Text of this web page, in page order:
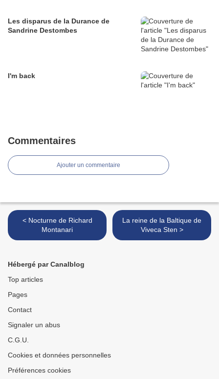
Les disparus de la Durance de
Sandrine Destombes
I'm back
Commentaires
Ajouter un commentaire
< Nocturne de Richard
Montanari
La reine de la Baltique de
Viveca Sten >
Hébergé par Canalblog
Top articles
Pages
Contact
Signaler un abus
C.G.U.
Cookies et données personnelles
Préférences cookies